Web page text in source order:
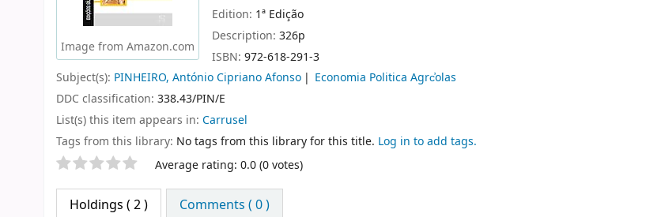
Image from Amazon.com
Edition: 1ª Edição
Description: 326p
ISBN: 972-618-291-3
Subject(s): PINHEIRO, António Cipriano Afonso
Economia Politica Agrc̕olas
DDC classification: 338.43/PIN/E
List(s) this item appears in: Carrusel
Tags from this library: No tags from this library for this title. Log in to add tags.
Star ratings Average rating: 0.0 (0 votes)
Holdings ( 2 ) Comments ( 0 )